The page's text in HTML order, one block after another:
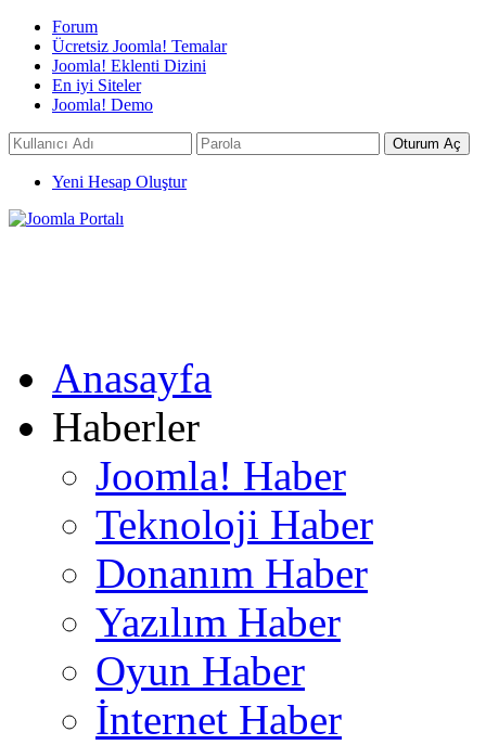
Forum
Ücretsiz Joomla! Temalar
Joomla! Eklenti Dizini
En iyi Siteler
Joomla! Demo
Yeni Hesap Oluştur
Anasayfa
Haberler
Joomla! Haber
Teknoloji Haber
Donanım Haber
Yazılım Haber
Oyun Haber
İnternet Haber